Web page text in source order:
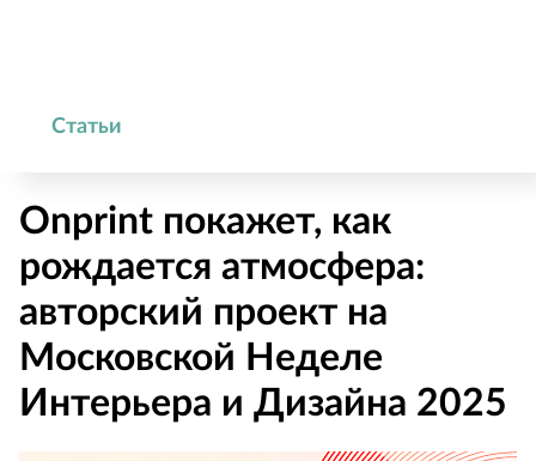
Статьи
Onprint покажет, как
рождается атмосфера:
авторский проект на
Московской Неделе
Интерьера и Дизайна 2025